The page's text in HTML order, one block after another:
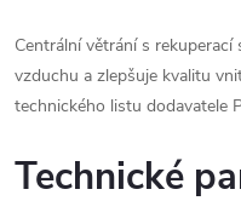
Centrální větrání s
vzduchu a zlepšuje kvalitu
technického listu dodavatele
Technické